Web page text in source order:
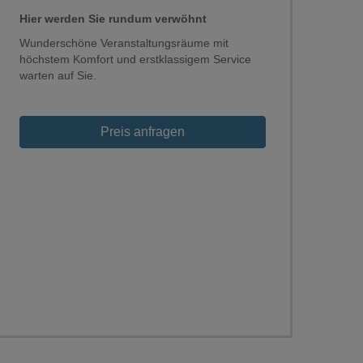
Hier werden Sie rundum verwöhnt
Wunderschöne Veranstaltungsräume mit
höchstem Komfort und erstklassigem Service
warten auf Sie.
Preis anfragen